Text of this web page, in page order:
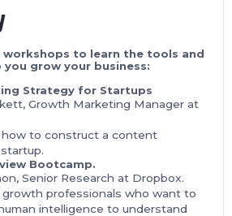
to learn the tools and
grow your business:
Strategy for Startups
Growth Marketing Manager at
to construct a content
Bootcamp.
Senior Research at Dropbox.
professionals who want to
intelligence to understand